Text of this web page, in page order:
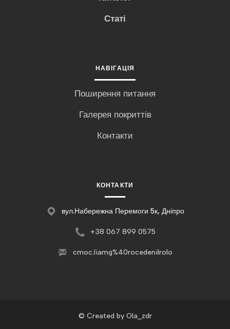
Статі
НАВІГАЦІЯ
Поширення питання
Галерея покриттів
Контакти
КОНТАКТИ
вул.Набережна Перемоги 5к, Дніпро
+38 067 899 0575
cmoc.liamg%40rocedenilrolo
© Created by Ola_zdr